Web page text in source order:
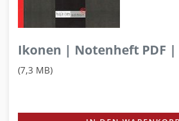
Ikonen | Notenheft PDF |
(7,3 MB)